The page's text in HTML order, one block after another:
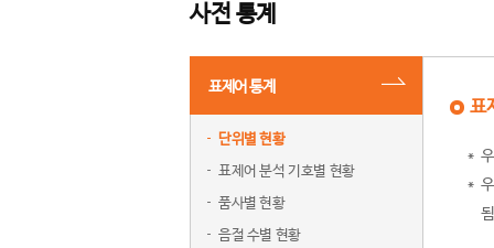
사전 통계
표제어 통계
단위별 현황
표제어 분석 기호별 현황
품사별 현황
음절 수별 현황
표